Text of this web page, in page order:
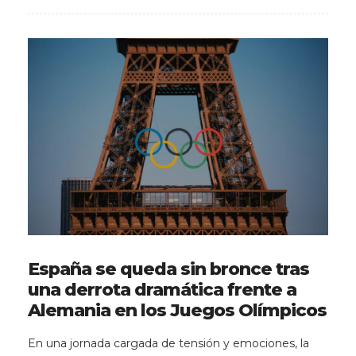
España se queda sin bronce tras
una derrota dramática frente a
Alemania en los Juegos Olímpicos
En una jornada cargada de tensión y emociones, la